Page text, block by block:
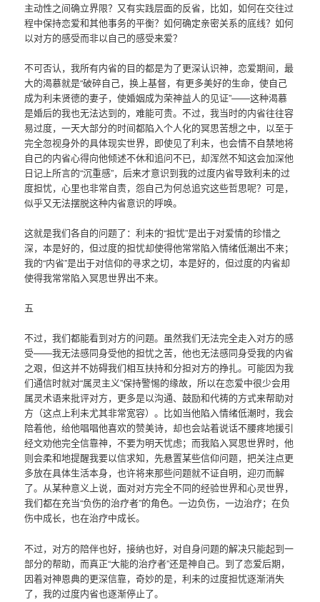
主动性之间确立界限？又有实践层面的反省，比如，如何在交往过
程中保持恋爱和其他事务的平衡？如何确定亲密关系的底线？如何
以对方的感受而非以自己的感受来爱？
不可否认，我所有内省的目的都是为了更深认识神，恋爱期间，最
大的渴慕就是“破碎自己，换上基督，有更多美好的生命，使自己
成为利未贤德的妻子，使婚姻成为荣神益人的见证”——这种渴慕
是婚后的我也无法达到的，难能可贵。不过，我当时的内省往往容
易过度，一天大部分的时间都陷入个人化的冥思苦想之中，以至于
完全忽视身外的具体现实世界，即使见了利未，也会情不自禁地将
自己的内省心得向他倾述不休和追问不已，却浑然不知这会加深他
日记上所言的“沉重感”，后来才意识到我的过度内省导致利未的过
度担忧，心里也非常自责，怨自己为何总追究这些哲思呢？可是，
似乎又无法摆脱这种内省意识的呼唤。
这就是我们各自的问题了：利未的“担忧”是出于对爱情的珍惜之
深，本是好的，但过度的担忧却使得他常常陷入情绪低潮出不来；
我的“内省”是出于对信仰的寻求之切，本是好的，但过度的内省却
使得我常常陷入冥思世界出不来。
五
不过，我们都能看到对方的问题。虽然我们无法完全走入对方的感
受——我无法感同身受他的担忧之苦，他也无法感同身受我的内省
之艰，但这并不妨碍我们相互扶持和分担对方的挣扎。可能因为我
们通信时就对“属灵主义”保持警惕的缘故，所以在恋爱中很少会用
属灵术语来批评对方，更多是以沟通、鼓励和代祷的方式来帮助对
方（这点上利未尤其非常宽容）。比如当他陷入情绪低潮时，我会
陪着他，给他唱唱他喜欢的赞美诗，却也会站着说话不腰疼地援引
经文劝他完全信靠神，不要为明天忧虑；而我陷入冥思世界时，他
则会柔和地提醒我要以信求知，先悬置某些信仰问题，把关注点更
多放在具体生活本身，也许将来那些问题就不证自明，迎刃而解
了。从某种意义上说，面对对方完全不同的经验世界和心灵世界，
我们都在充当“负伤的治疗者”的角色。一边负伤，一边治疗；在负
伤中成长，也在治疗中成长。
不过，对方的陪伴也好，接纳也好，对自身问题的解决只能起到一
部分的帮助，而真正“大能的治疗者”还是神自己。到了恋爱后期，
因着对神恩典的更深信靠，奇妙的是，利未的过度担忧逐渐消失
了，我的过度内省也逐渐停止了。